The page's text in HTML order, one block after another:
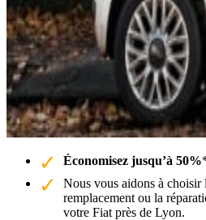
Économisez jusqu’à 50%
Nous vous aidons à choisir
remplacement ou la
votre Fiat près de Lyon.